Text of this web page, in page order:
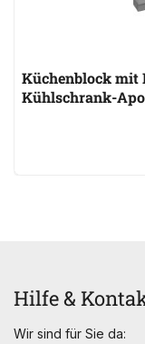
Küchenblock mit
Kühlschrank-
Hilfe &
Wir sind für Sie da: